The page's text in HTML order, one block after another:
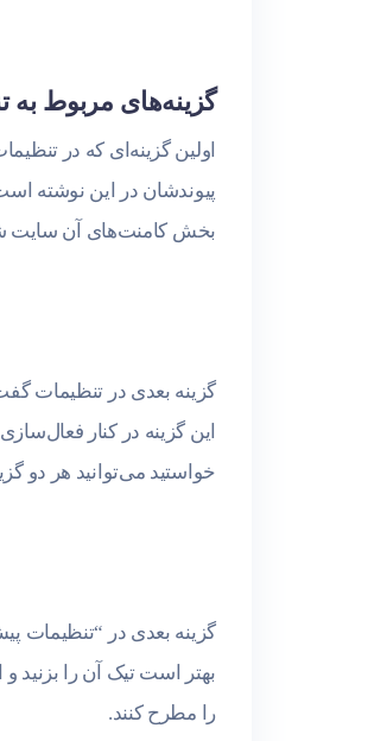
گزینه‌های مربوط
اولین گزینه‌ای که در
پیوندشان در این نوشته
بخش کامنت‌های آن سایت
گزینه بعدی در تنظیمات
این گزینه در کنار
خواستید می‌توانید هر دو
گزینه بعدی در “تنظیمات
بهتر است تیک آن را بزنید
را مطرح کنند.